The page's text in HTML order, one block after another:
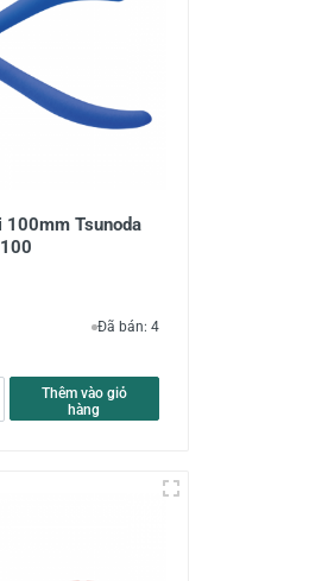
100mm Tsunoda
Đã bán: 4
Thêm vào giỏ
hàng